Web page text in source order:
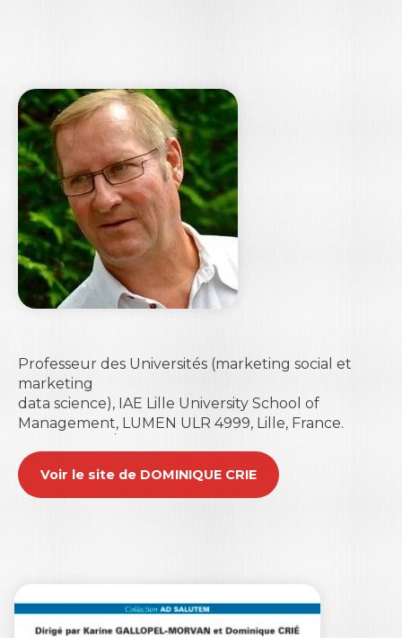
Professeur des Universités (marketing social et
marketing
data science), IAE Lille University School of
Management, LUMEN ULR 4999, Lille, France.
Voir le site de DOMINIQUE CRIE